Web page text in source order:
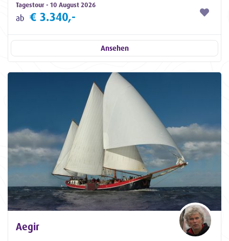
Tagestour - 10 August 2026
ab € 3.340,-
Ansehen
Aegir